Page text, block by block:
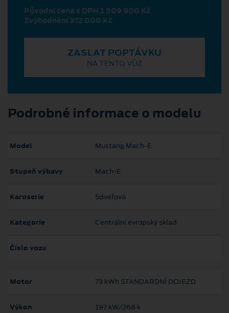
Původní cena s DPH 1 509 900 Kč
Zvýhodnění 372 000 Kč
ZASLAT POPTÁVKU
NA TENTO VŮZ
Podrobné informace o modelu
Model Mustang Mach‑E
Stupeň výbavy Mach-E
Karoserie 5dveřová
Kategorie Centrální evropský sklad
Číslo vozu
Motor 73 kWh STANDARDNÍ DOJEZD
Výkon 197 kW/268 k